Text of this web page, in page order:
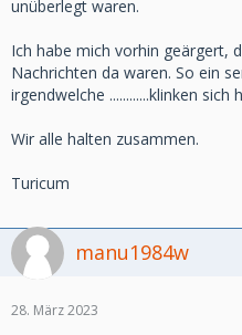
unüberlegt waren.
Ich habe mich vorhin geärgert,
Nachrichten da waren. So ein
irgendwelche ............klinken sich
Wir alle halten zusammen.
Turicum
manu1984w
28. März 2023